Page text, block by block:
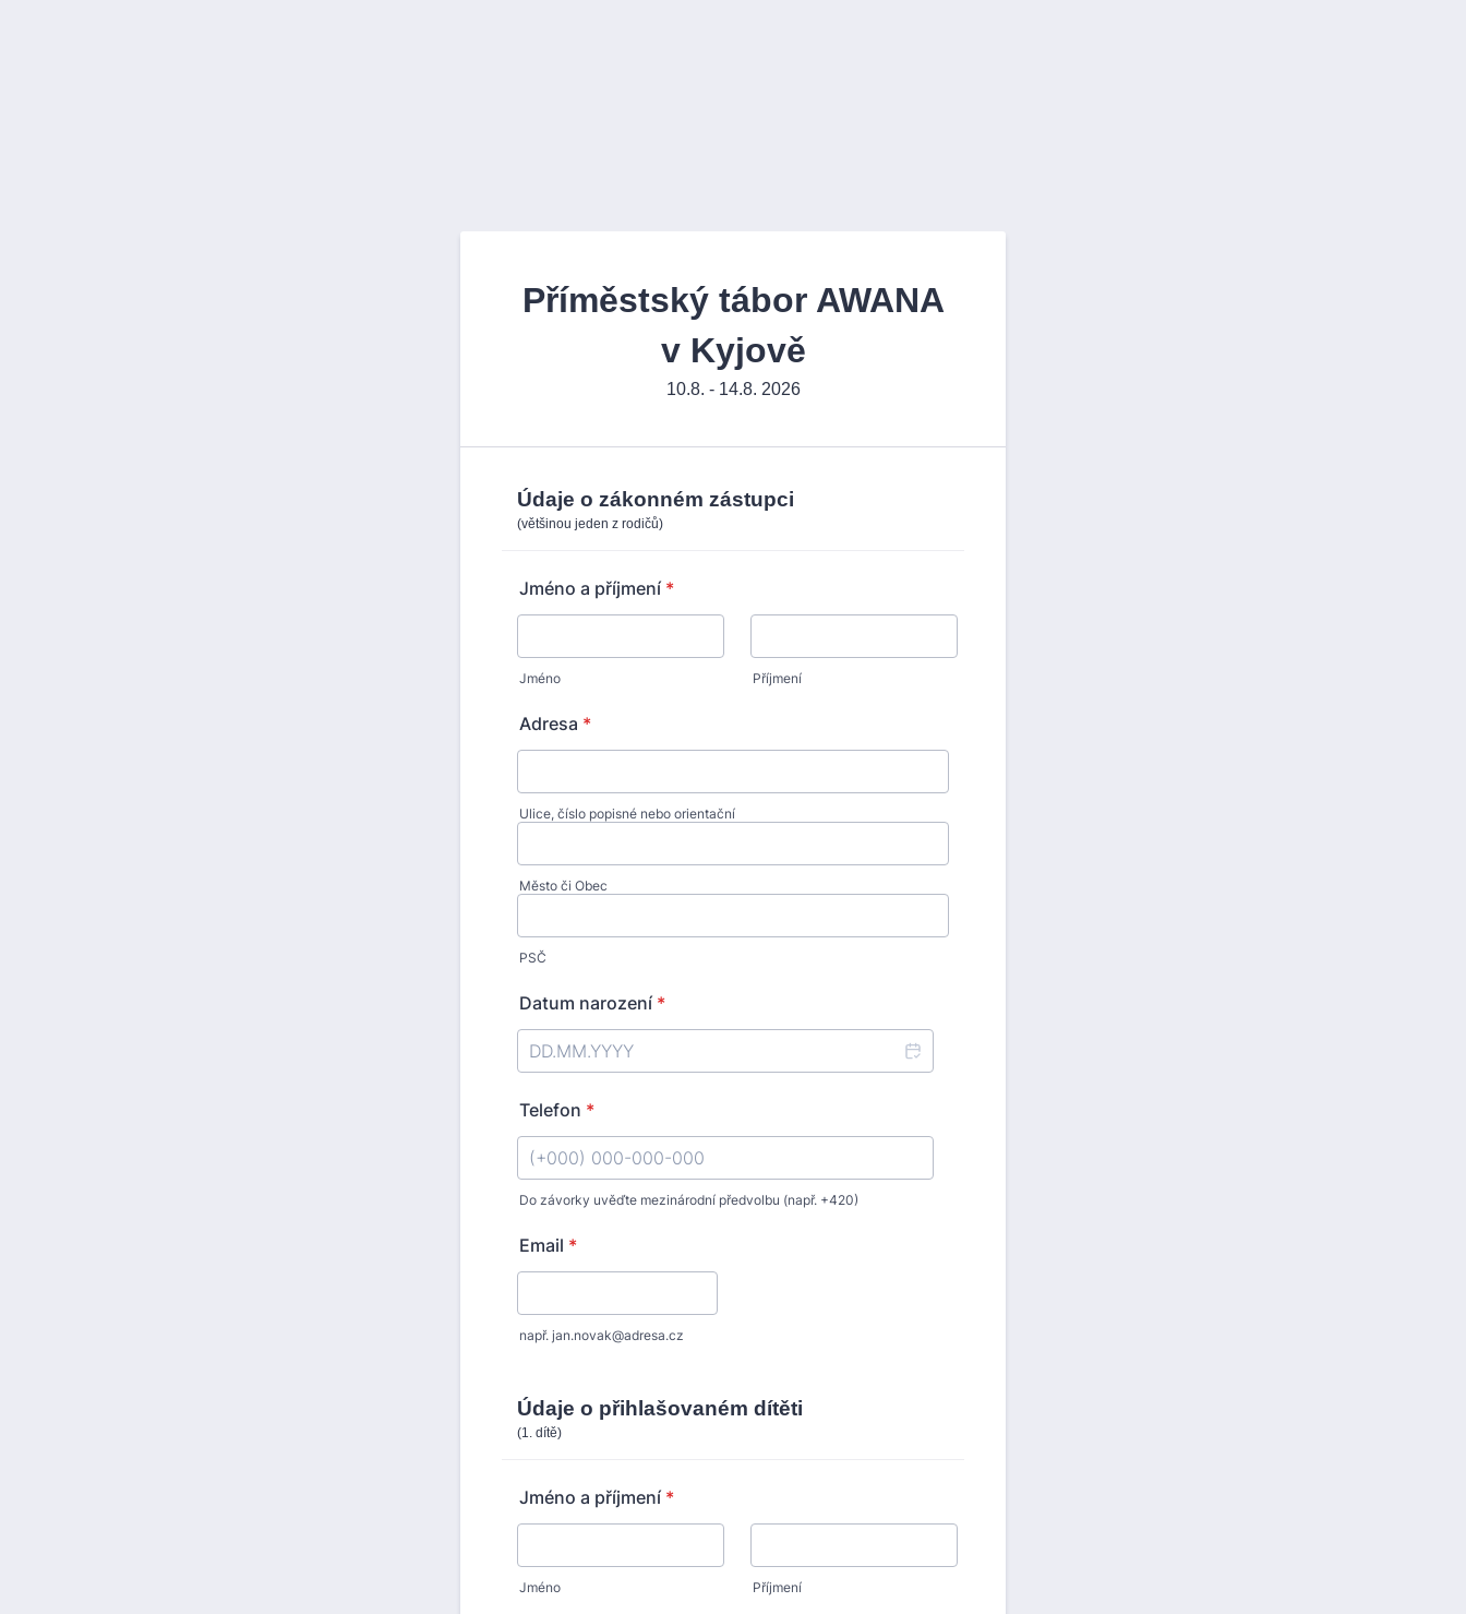
Příměstský tábor AWANA
v Kyjově
10.8. - 14.8. 2026
Údaje o zákonném zástupci
(většinou jeden z rodičů)
Jméno a příjmení *
Jméno Příjmení
Adresa *
Ulice, číslo popisné nebo orientační
Město či Obec
PSČ
Datum narození *
Telefon *
Do závorky uvěďte mezinárodní předvolbu (např. +420)
Email *
např. jan.novak@adresa.cz
Údaje o přihlašovaném dítěti
(1. dítě)
Jméno a příjmení *
Jméno Příjmení